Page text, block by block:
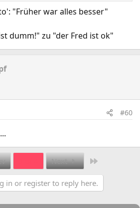
"Früher war alles besser"
dumm!" zu "der Fred ist ok"
#60
Next
in or register to reply here.